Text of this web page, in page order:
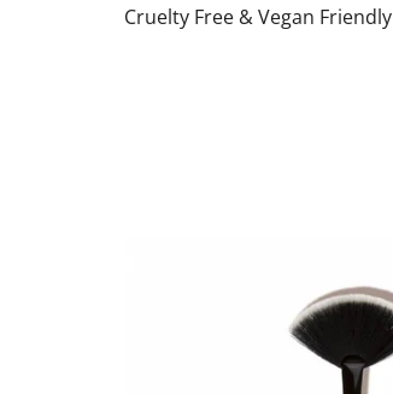
Cruelty Free & Vegan Friendly